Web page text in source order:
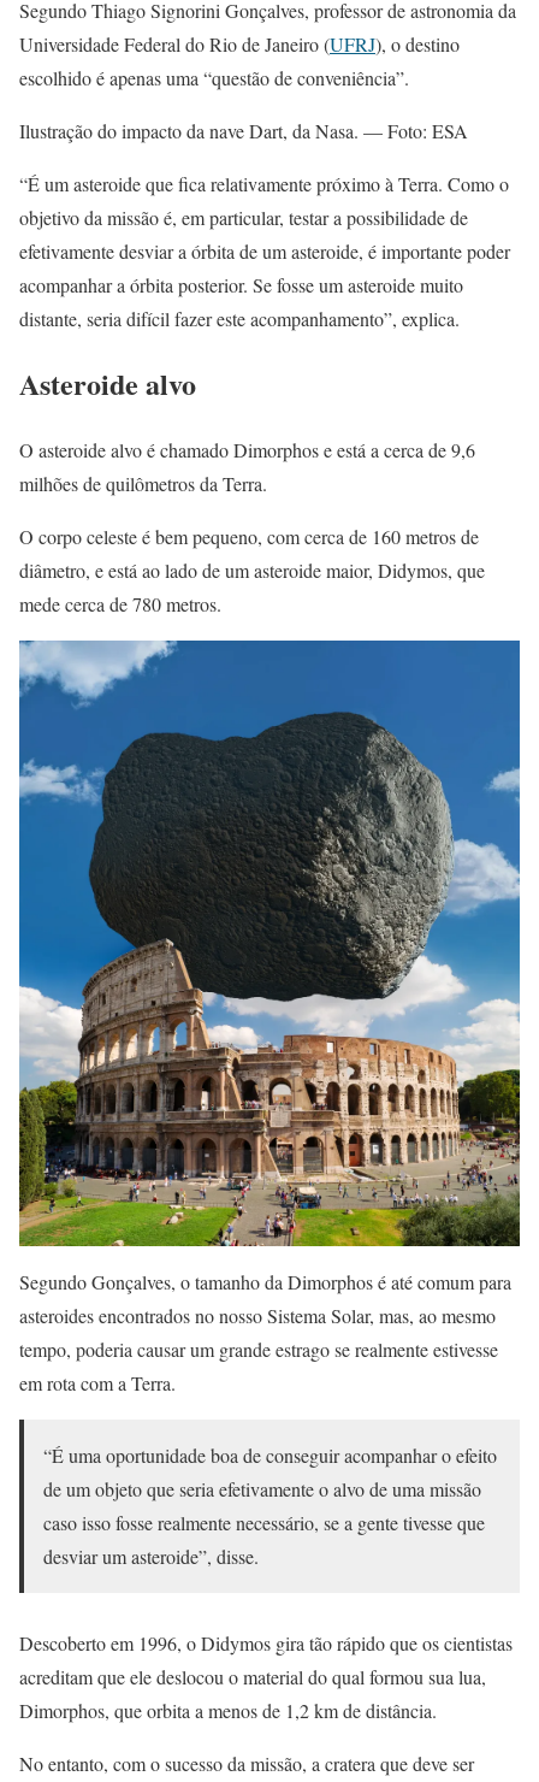
Segundo Thiago Signorini Gonçalves, professor de astronomia da
Universidade Federal do Rio de Janeiro (UFRJ), o destino
escolhido é apenas uma “questão de conveniência”.
Ilustração do impacto da nave Dart, da Nasa. — Foto: ESA
“É um asteroide que fica relativamente próximo à Terra. Como o
objetivo da missão é, em particular, testar a possibilidade de
efetivamente desviar a órbita de um asteroide, é importante poder
acompanhar a órbita posterior. Se fosse um asteroide muito
distante, seria difícil fazer este acompanhamento”, explica.
Asteroide alvo
O asteroide alvo é chamado Dimorphos e está a cerca de 9,6
milhões de quilômetros da Terra.
O corpo celeste é bem pequeno, com cerca de 160 metros de
diâmetro, e está ao lado de um asteroide maior, Didymos, que
mede cerca de 780 metros.
Segundo Gonçalves, o tamanho da Dimorphos é até comum para
asteroides encontrados no nosso Sistema Solar, mas, ao mesmo
tempo, poderia causar um grande estrago se realmente estivesse
em rota com a Terra.
“É uma oportunidade boa de conseguir acompanhar o efeito
de um objeto que seria efetivamente o alvo de uma missão
caso isso fosse realmente necessário, se a gente tivesse que
desviar um asteroide”, disse.
Descoberto em 1996, o Didymos gira tão rápido que os cientistas
acreditam que ele deslocou o material do qual formou sua lua,
Dimorphos, que orbita a menos de 1,2 km de distância.
No entanto, com o sucesso da missão, a cratera que deve ser